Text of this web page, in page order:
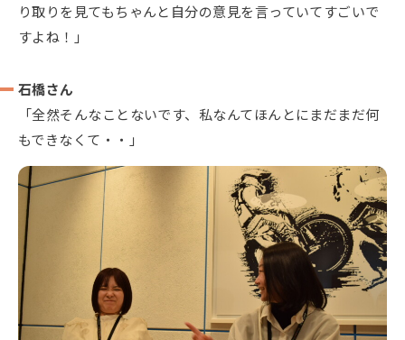
り取りを見てもちゃんと自分の意見を言っていてすごいで
すよね！」
石橋さん
「全然そんなことないです、私なんてほんとにまだまだ何
もできなくて・・」